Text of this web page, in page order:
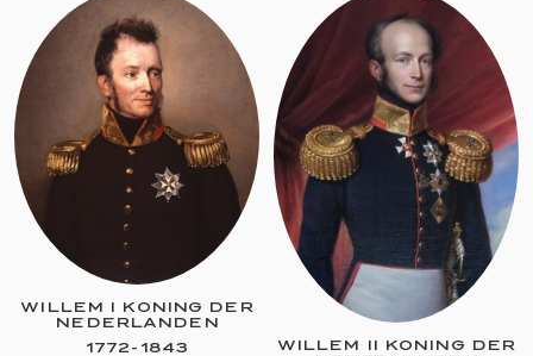
WILLEM I KONING DER
NEDERLANDEN
1772- 1843
WILLEM II KONING DER